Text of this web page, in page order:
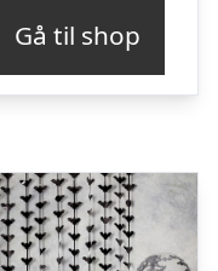
Gå til shop